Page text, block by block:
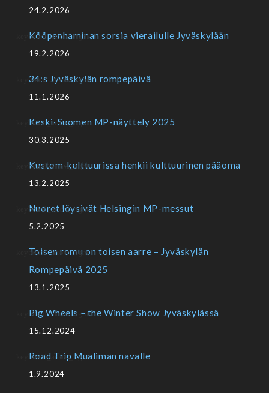
24.2.2026
Kööpenhaminan sorsia vierailulle Jyväskylään
19.2.2026
34:s Jyväskylän rompepäivä
11.1.2026
Keski-Suomen MP-näyttely 2025
30.3.2025
Kustom-kulttuurissa henkii kulttuurinen pääoma
13.2.2025
Nuoret löysivät Helsingin MP-messut
5.2.2025
Toisen romu on toisen aarre – Jyväskylän
Rompepäivä 2025
13.1.2025
Big Wheels – the Winter Show Jyväskylässä
15.12.2024
Road Trip Mualiman navalle
1.9.2024